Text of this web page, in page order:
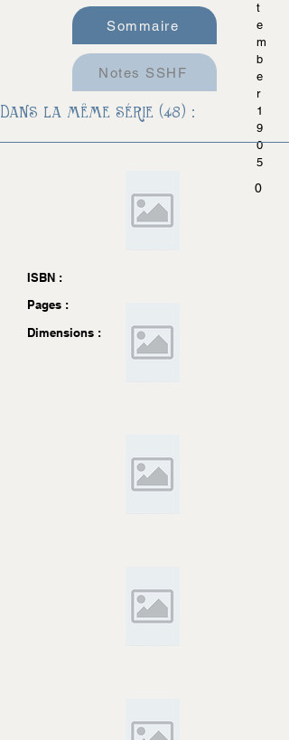
t
e
m
b
e
r
1
9
0
5
0
ISBN :
Pages :
Dimensions :
Sommaire
Notes SSHF
Dans la même série (48) :